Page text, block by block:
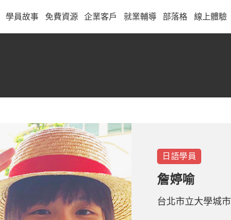
學員故事 免費資源 企業客戶 就業輔導 部落格 線上體驗
日語學員
詹婷喻
台北市立大學城